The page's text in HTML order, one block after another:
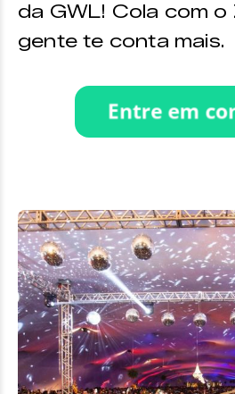
da GWL! Cola com o
gente te conta mais.